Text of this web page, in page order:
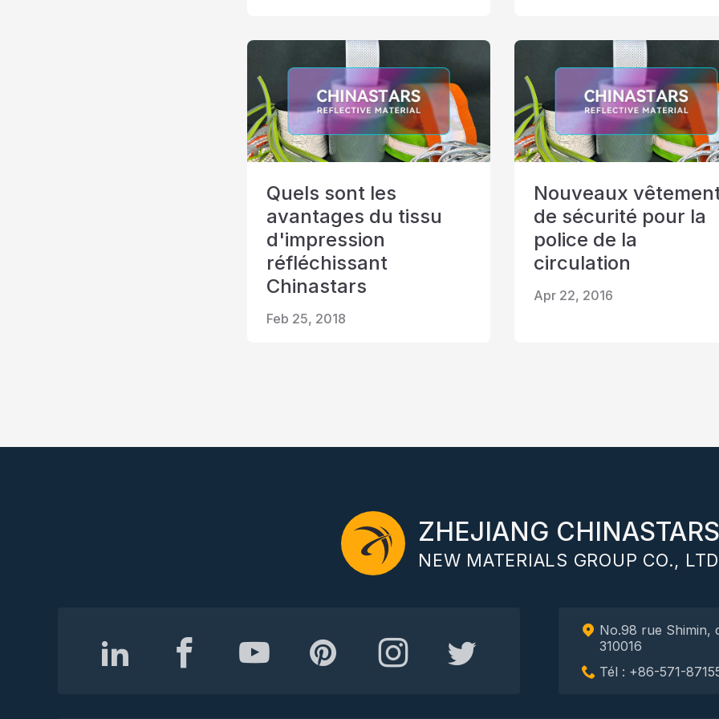
Quels sont les
avantages du tissu
d'impression
réfléchissant
Chinastars
Feb 25, 2018
Nouveaux
de sécurité pour la
police de la
circulation
Apr 22, 2016
ZHEJIANG
NEW MATERIALS GROUP CO.,
No.98 rue Shimin,
310016
Tél : +86-571-